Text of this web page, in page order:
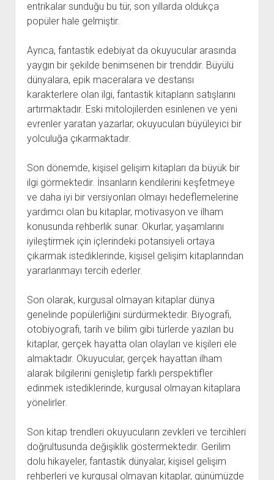
entrikalar sunduğu bu tür, son yıllarda oldukça
popüler hale gelmiştir.
Ayrıca, fantastik edebiyat da okuyucular arasında
yaygın bir şekilde benimsenen bir trenddir. Büyülü
dünyalara, epik maceralara ve destansı
karakterlere olan ilgi, fantastik kitapların satışlarını
artırmaktadır. Eski mitolojilerden esinlenen ve yeni
evrenler yaratan yazarlar, okuyucuları büyüleyici bir
yolculuğa çıkarmaktadır.
Son dönemde, kişisel gelişim kitapları da büyük bir
ilgi görmektedir. İnsanların kendilerini keşfetmeye
ve daha iyi bir versiyonları olmayı hedeflemelerine
yardımcı olan bu kitaplar, motivasyon ve ilham
konusunda rehberlik sunar. Okurlar, yaşamlarını
iyileştirmek için içlerindeki potansiyeli ortaya
çıkarmak istediklerinde, kişisel gelişim kitaplarından
yararlanmayı tercih ederler.
Son olarak, kurgusal olmayan kitaplar dünya
genelinde popülerliğini sürdürmektedir. Biyografi,
otobiyografi, tarih ve bilim gibi türlerde yazılan bu
kitaplar, gerçek hayatta olan olayları ve kişileri ele
almaktadır. Okuyucular, gerçek hayattan ilham
alarak bilgilerini genişletip farklı perspektifler
edinmek istediklerinde, kurgusal olmayan kitaplara
yönelirler.
Son kitap trendleri okuyucuların zevkleri ve tercihleri
doğrultusunda değişiklik göstermektedir. Gerilim
dolu hikayeler, fantastik dünyalar, kişisel gelişim
rehberleri ve kurgusal olmayan kitaplar, günümüzde